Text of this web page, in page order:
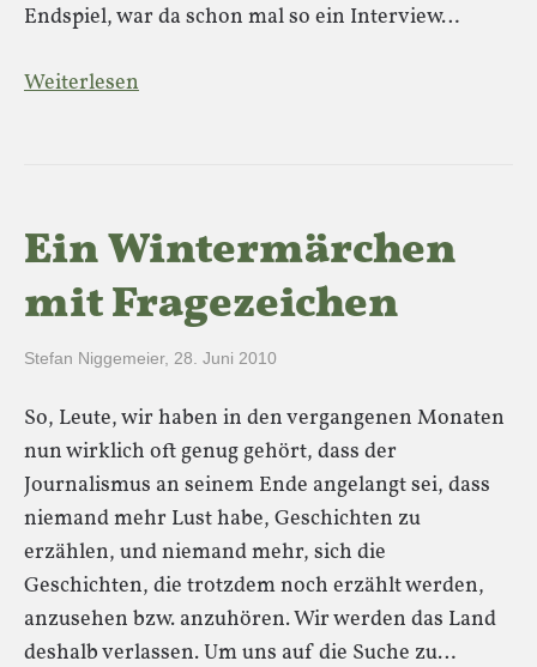
Endspiel, war da schon mal so ein Interview…
Weiterlesen
Ein Wintermärchen
mit Fragezeichen
Stefan Niggemeier, 28. Juni 2010
So, Leute, wir haben in den vergangenen Monaten
nun wirklich oft genug gehört, dass der
Journalismus an seinem Ende angelangt sei, dass
niemand mehr Lust habe, Geschichten zu
erzählen, und niemand mehr, sich die
Geschichten, die trotzdem noch erzählt werden,
anzusehen bzw. anzuhören. Wir werden das Land
deshalb verlassen. Um uns auf die Suche zu…